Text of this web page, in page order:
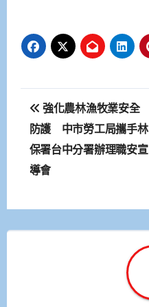
文
章
導
強化農林漁牧業安全
防護 中市勞工局攜手林
保署台中分署辦理職安宣
導會